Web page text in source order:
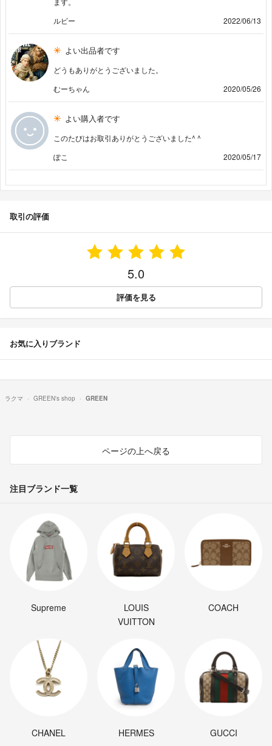
ルビー
2022/06/13
よい出品者です
どうもありがとうございました。
むーちゃん
2020/05/26
よい購入者です
このたびはお取引ありがとうございました^ ^
ぽこ
2020/05/17
取引の評価
5.0
評価を見る
お気に入りブランド
ラクマ GREEN's shop GREEN
ページの上へ戻る
注目ブランド一覧
Supreme
LOUIS
VUITTON
COACH
CHANEL HERMES GUCCI